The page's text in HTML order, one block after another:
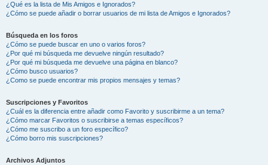
¿Qué es la lista de Mis Amigos e Ignorados?
¿Cómo se puede añadir o borrar usuarios de mi lista de Amigos e Ignorados?
Búsqueda en los foros
¿Cómo se puede buscar en uno o varios foros?
¿Por qué mi búsqueda me devuelve ningún resultado?
¿Por qué mi búsqueda me devuelve una página en blanco?
¿Cómo busco usuarios?
¿Como se puede encontrar mis propios mensajes y temas?
Suscripciones y Favoritos
¿Cuál es la diferencia entre añadir como Favorito y suscribirme a un tema?
¿Cómo marcar Favoritos o suscribirse a temas específicos?
¿Cómo me suscribo a un foro específico?
¿Cómo borro mis suscripciones?
Archivos Adjuntos